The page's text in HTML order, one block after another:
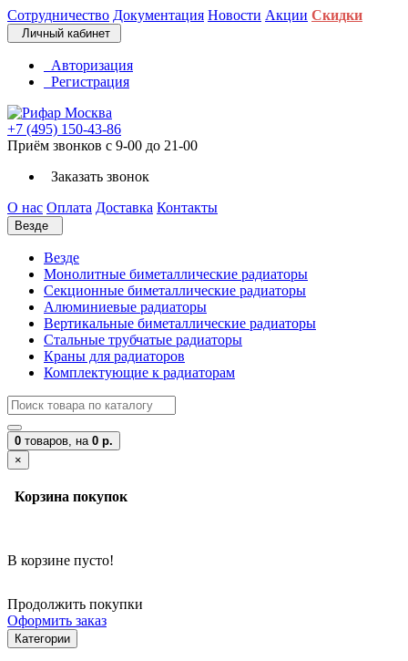
Сотрудничество Документация Новости Акции Скидки
Личный кабинет
Авторизация
Регистрация
+7 (495) 150-43-86
Приём звонков с 9-00 до 21-00
Заказать звонок
О нас Оплата Доставка Контакты
Везде
Везде
Монолитные биметаллические радиаторы
Секционные биметаллические радиаторы
Алюминиевые радиаторы
Вертикальные биметаллические радиаторы
Стальные трубчатые радиаторы
Краны для радиаторов
Комплектующие к радиаторам
0 товаров, на 0 р.
×
Корзина покупок
В корзине пусто!
Продолжить покупки
Оформить заказ
Категории